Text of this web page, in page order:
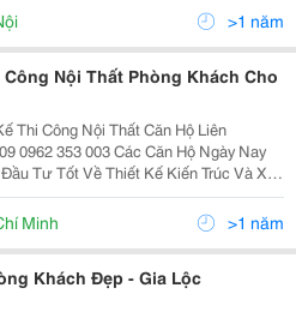
>1 năm
Nội Thất Phòng Khách Cho
Công Nội Thất Căn Hộ Liên
003 Các Căn Hộ Ngày Nay
Tư Tốt Về Thiết Kế Kiến Trúc Và Xây
Việc Thiết Kế Thi Công Nội Thất Căn Hộ
Lợi Từ Diện Tích Đến Khôn
Minh >1 năm
Khách Đẹp - Gia Lộc